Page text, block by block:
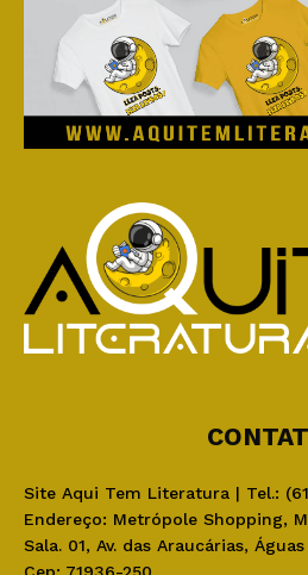
Site Aqui Tem Literatura | Tel.:
Endereço: Metrópole Shopping,
Sala. 01, Av. das Araucárias,
Cep: 71936-250